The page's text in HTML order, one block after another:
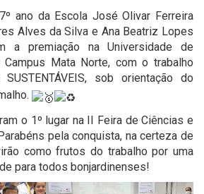
ano da Escola José Olivar Ferreira
Alves da Silva e Ana Beatriz Lopes
a premiação na Universidade de
Campus Mata Norte, com o trabalho
SUSTENTÁVEIS, sob orientação do
o 1º lugar na II Feira de Ciências e
pela conquista, na certeza de
como frutos do trabalho por uma
para todos bonjardinenses!